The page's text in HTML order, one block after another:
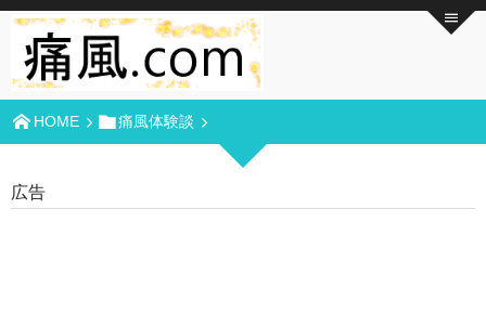
HOME 痛風体験談
広告